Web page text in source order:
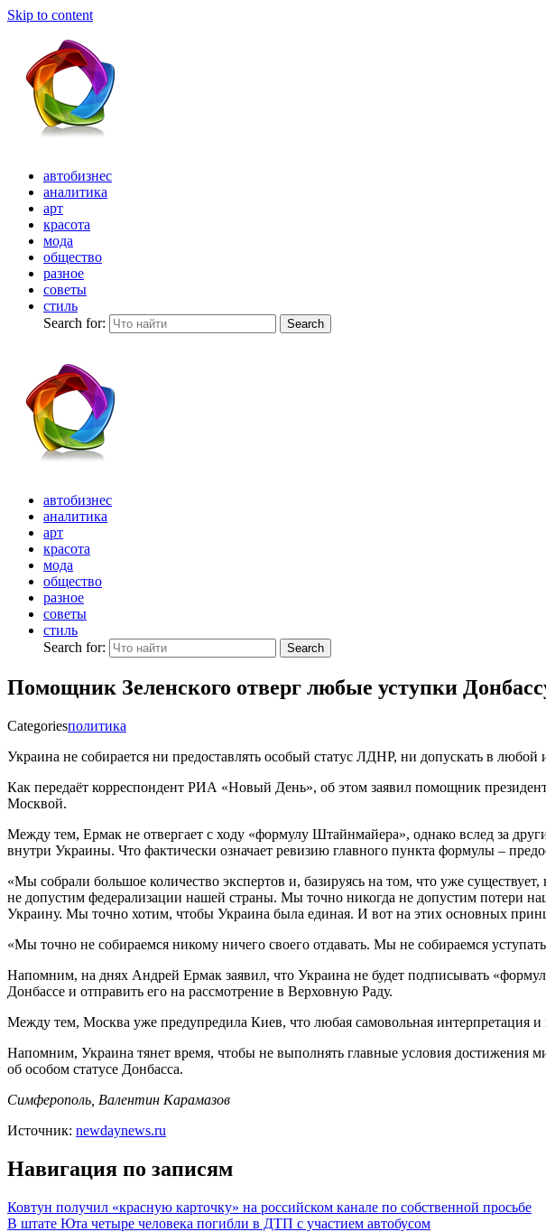
Skip to content
автобизнес
аналитика
арт
красота
мода
общество
разное
советы
стиль
Search for:
Search
автобизнес
аналитика
арт
красота
мода
общество
разное
советы
стиль
Search for:
Search
Помощник Зеленского отверг любые уступки
Categoriesполитика
Украина не собирается ни предоставлять особый статус ЛДНР, ни допускать в
Как передаёт корреспондент РИА «Новый День», об этом заявил помощник
Москвой.
Между тем, Ермак не отвергает с ходу «формулу Штайнмайера», однако вслед за
внутри Украины. Что фактически означает ревизию главного пункта формулы –
«Мы собрали большое количество экспертов и, базируясь на том, что уже
не допустим федерализации нашей страны. Мы точно никогда не допустим потери
Украину. Мы точно хотим, чтобы Украина была единая. И вот на этих основных
«Мы точно не собираемся никому ничего своего отдавать. Мы не собираемся
Напомним, на днях Андрей Ермак заявил, что Украина не будет подписывать
Донбассе и отправить его на рассмотрение в Верховную Раду.
Между тем, Москва уже предупредила Киев, что любая самовольная интерпретация
Напомним, Украина тянет время, чтобы не выполнять главные условия достижения
об особом статусе Донбасса.
Симферополь, Валентин Карамазов
Источник: newdaynews.ru
Навигация по записям
Ковтун получил «красную карточку» на российском канале по собственной просьбе
В штате Юта четыре человека погибли в ДТП с участием автобусом